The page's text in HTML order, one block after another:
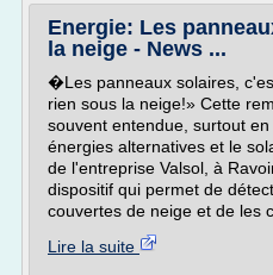
Energie: Les
la neige - News ...
�Les panneaux solaires,
rien sous la neige!» Cette
souvent entendue, surtout
énergies alternatives et le
de l'entreprise Valsol, à
dispositif qui permet de
couvertes de neige et de les
Lire la suite